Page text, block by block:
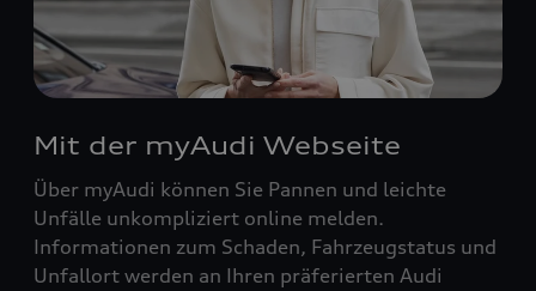
Mit der myAudi Webseite
Über myAudi können Sie Pannen und leichte
Unfälle unkompliziert online melden.
Informationen zum Schaden, Fahrzeugstatus und
Unfallort werden an Ihren präferierten Audi